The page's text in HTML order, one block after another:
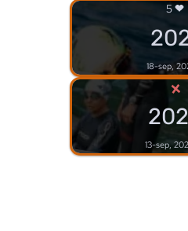
5
18-sep,
×
13-sep,